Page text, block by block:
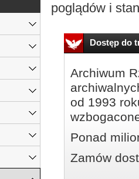
poglądów i
Dostęp do
Archiwum
od 1993
Ponad
Zamów